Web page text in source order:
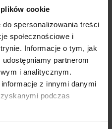
cookie
spersonalizowania treści
społecznościowe i
Informacje o tym, jak
partnerom
i analitycznym.
z innymi danymi
podczas
Dane osobowe będą
prywatności